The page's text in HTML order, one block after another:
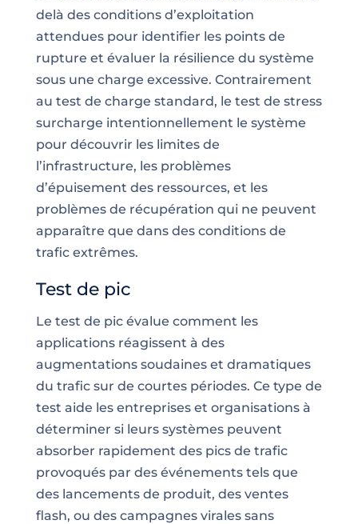
delà des conditions d’exploitation
attendues pour identifier les points de
rupture et évaluer la résilience du système
sous une charge excessive. Contrairement
au test de charge standard, le test de stress
surcharge intentionnellement le système
pour découvrir les limites de
l’infrastructure, les problèmes
d’épuisement des ressources, et les
problèmes de récupération qui ne peuvent
apparaître que dans des conditions de
trafic extrêmes.
Test de pic
Le test de pic évalue comment les
applications réagissent à des
augmentations soudaines et dramatiques
du trafic sur de courtes périodes. Ce type de
test aide les entreprises et organisations à
déterminer si leurs systèmes peuvent
absorber rapidement des pics de trafic
provoqués par des événements tels que
des lancements de produit, des ventes
flash, ou des campagnes virales sans